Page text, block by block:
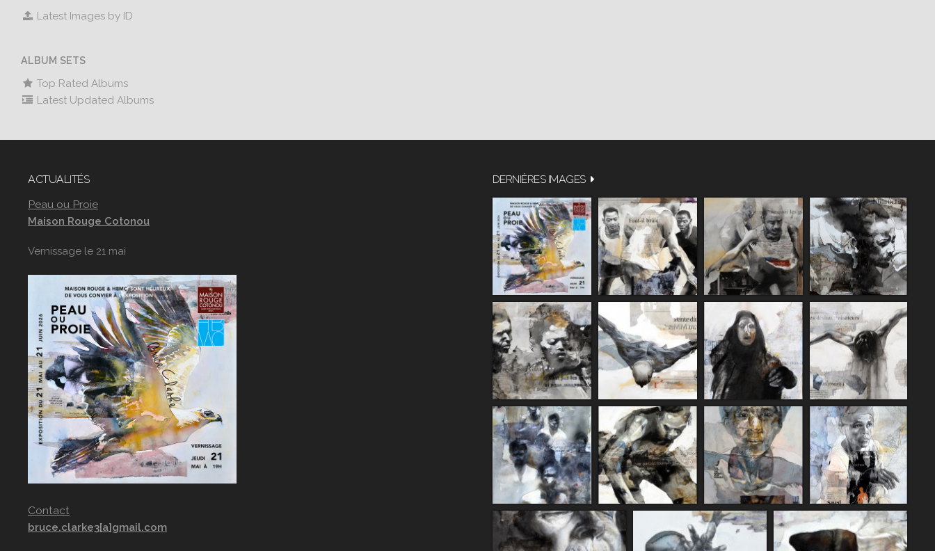
Latest Images by ID
ALBUM SETS
Top Rated Albums
Latest Updated Albums
ACTUALITÉS
Peau ou Proie
Maison Rouge Cotonou
Vernissage le 21 mai
Contact
bruce.clarke3[a]gmail.com
DERNIÈRES IMAGES